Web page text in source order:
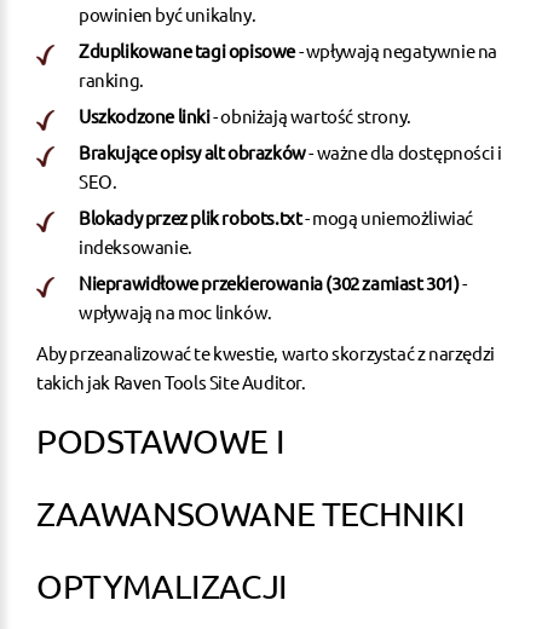
powinien być unikalny.
Zduplikowane tagi opisowe- wpływają negatywnie na
ranking.
Uszkodzone linki- obniżają wartość strony.
Brakujące opisy alt obrazków- ważne dla dostępności i
SEO.
Blokady przez plik robots.txt- mogą uniemożliwiać
indeksowanie.
Nieprawidłowe przekierowania (302 zamiast 301)-
wpływają na moc linków.
Aby przeanalizować te kwestie, warto skorzystać z narzędzi
takich jak Raven Tools Site Auditor.
PODSTAWOWE I
ZAAWANSOWANE TECHNIKI
OPTYMALIZACJI